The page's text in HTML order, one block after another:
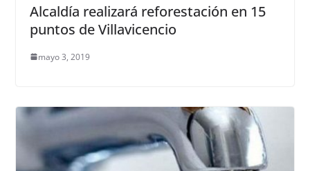
Alcaldía realizará reforestación en 15
puntos de Villavicencio
mayo 3, 2019